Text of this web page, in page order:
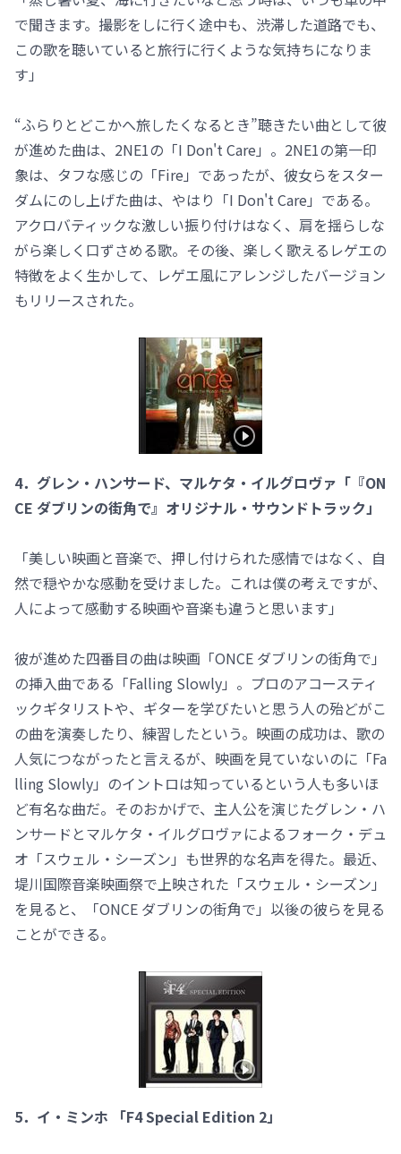
で聞きます。撮影をしに行く途中も、渋滞した道路でも、
この歌を聴いていると旅行に行くような気持ちになりま
す」
“ふらりとどこかへ旅したくなるとき”聴きたい曲として彼
が進めた曲は、2NE1の「I Don't Care」。2NE1の第一印
象は、タフな感じの「Fire」であったが、彼女らをスター
ダムにのし上げた曲は、やはり「I Don't Care」である。
アクロバティックな激しい振り付けはなく、肩を揺らしな
がら楽しく口ずさめる歌。その後、楽しく歌えるレゲエの
特徴をよく生かして、レゲエ風にアレンジしたバージョン
もリリースされた。
4．グレン・ハンサード、マルケタ・イルグロヴァ「『ON
CE ダブリンの街角で』オリジナル・サウンドトラック」
「美しい映画と音楽で、押し付けられた感情ではなく、自
然で穏やかな感動を受けました。これは僕の考えですが、
人によって感動する映画や音楽も違うと思います」
彼が進めた四番目の曲は映画「ONCE ダブリンの街角で」
の挿入曲である「Falling Slowly」。プロのアコースティ
ックギタリストや、ギターを学びたいと思う人の殆どがこ
の曲を演奏したり、練習したという。映画の成功は、歌の
人気につながったと言えるが、映画を見ていないのに「Fa
lling Slowly」のイントロは知っているという人も多いほ
ど有名な曲だ。そのおかげで、主人公を演じたグレン・ハ
ンサードとマルケタ・イルグロヴァによるフォーク・デュ
オ「スウェル・シーズン」も世界的な名声を得た。最近、
堤川国際音楽映画祭で上映された「スウェル・シーズン」
を見ると、「ONCE ダブリンの街角で」以後の彼らを見る
ことができる。
5．イ・ミンホ 「F4 Special Edition 2」